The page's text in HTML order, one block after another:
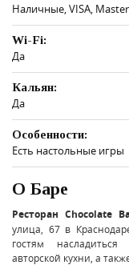
Наличные, VISA,
Wi-Fi:
Да
Кальян:
Да
Особенности:
Есть настольные игры
О Баре
Ресторан Chocolate
улица, 67 в
гостям
авторской кухни, а